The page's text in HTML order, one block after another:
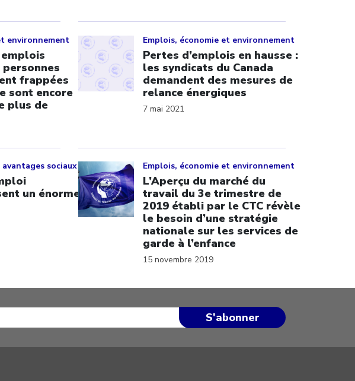
environnement
frappées
sont encore
plus de
Emplois, économie et environnement
Pertes d’emplois en hausse :
les syndicats du Canada
demandent des mesures de
relance énergiques
7 mai 2021
sociaux
un énorme
Emplois, économie et environnement
L’Aperçu du marché du
travail du 3e trimestre de
2019 établi par le CTC révèle
le besoin d’une stratégie
nationale sur les services de
garde à l’enfance
15 novembre 2019